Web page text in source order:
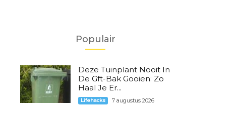
Populair
Deze Tuinplant Nooit In
De Gft-Bak Gooien: Zo
Haal Je Er...
Lifehacks 7 augustus 2026